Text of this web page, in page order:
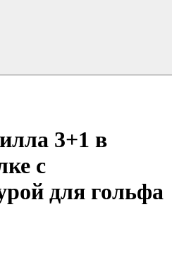
3+1 в
с
для гольфа